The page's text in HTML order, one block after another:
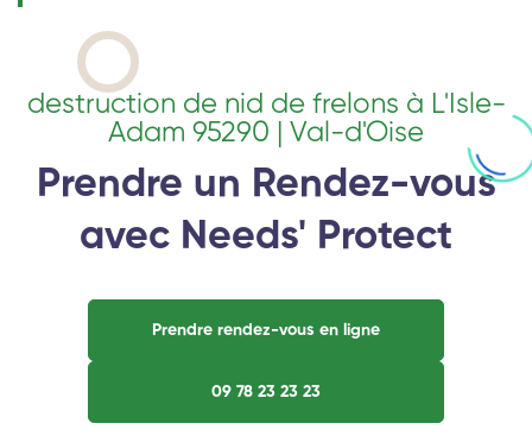
destruction de nid de frelons à L'Isle-
Adam 95290 | Val-d'Oise
Prendre un Rendez-vous
avec Needs' Protect
Prendre rendez-vous en ligne
09 78 23 23 23